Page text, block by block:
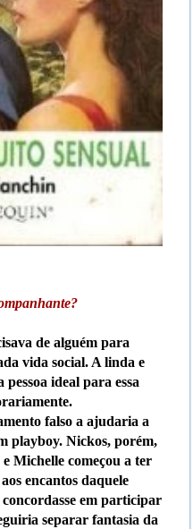
de alguém para
vida social. A linda e
ideal para essa
falso a ajudaria a
playboy. Nickos, porém,
Michelle começou a ter
encantos daquele
em participar
separar fantasia da